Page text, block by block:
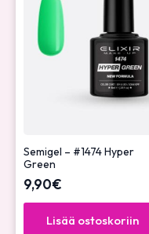
Semigel – #1474 Hyper
Green
9,90€
Lisää ostoskoriin